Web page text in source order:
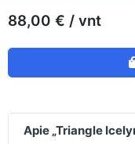
88,00 € / vnt
Apie „Triangle